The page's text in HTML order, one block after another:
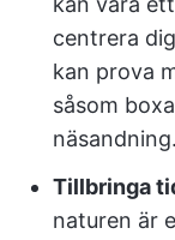
centrera
kan prova
såsom
näsandning.
Tillbringa
naturen är